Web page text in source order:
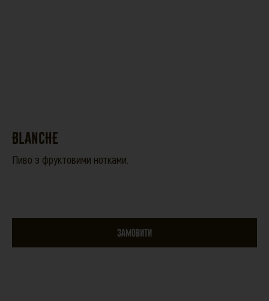
BLANCHE
Пиво з фруктовими нотками.
ЗАМОВИТИ